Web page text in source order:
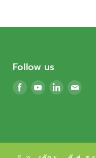
Follow us
Find Find Find Find